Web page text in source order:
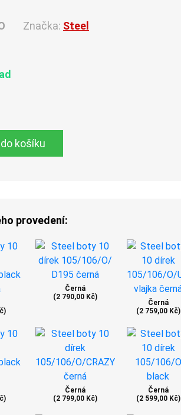
Značka: Steel
košíku
provedení:
Černá
(2 790,00 Kč)
Černá
(2 759,00 Kč)
Černá
(2 799,00 Kč)
Černá
(2 599,00 Kč)